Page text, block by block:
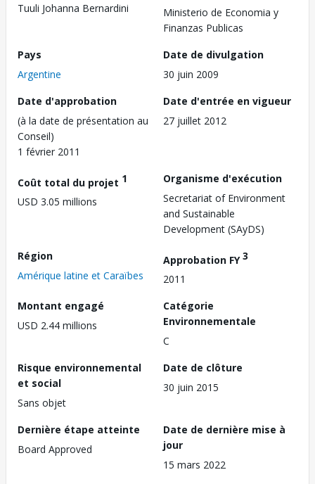
Tuuli Johanna Bernardini
Ministerio de Economia y
Finanzas Publicas
Pays
Argentine
Date de divulgation
30 juin 2009
Date d'approbation
(à la date de présentation au
Conseil)
1 février 2011
Date d'entrée en vigueur
27 juillet 2012
Coût total du projet 1
USD 3.05 millions
Organisme d'exécution
Secretariat of Environment
and Sustainable
Development (SAyDS)
Région
Amérique latine et Caraïbes
Approbation FY3
2011
Montant engagé
USD 2.44 millions
Catégorie
Environnementale
C
Risque environnemental
et social
Sans objet
Date de clôture
30 juin 2015
Dernière étape atteinte
Board Approved
Date de dernière mise à
jour
15 mars 2022